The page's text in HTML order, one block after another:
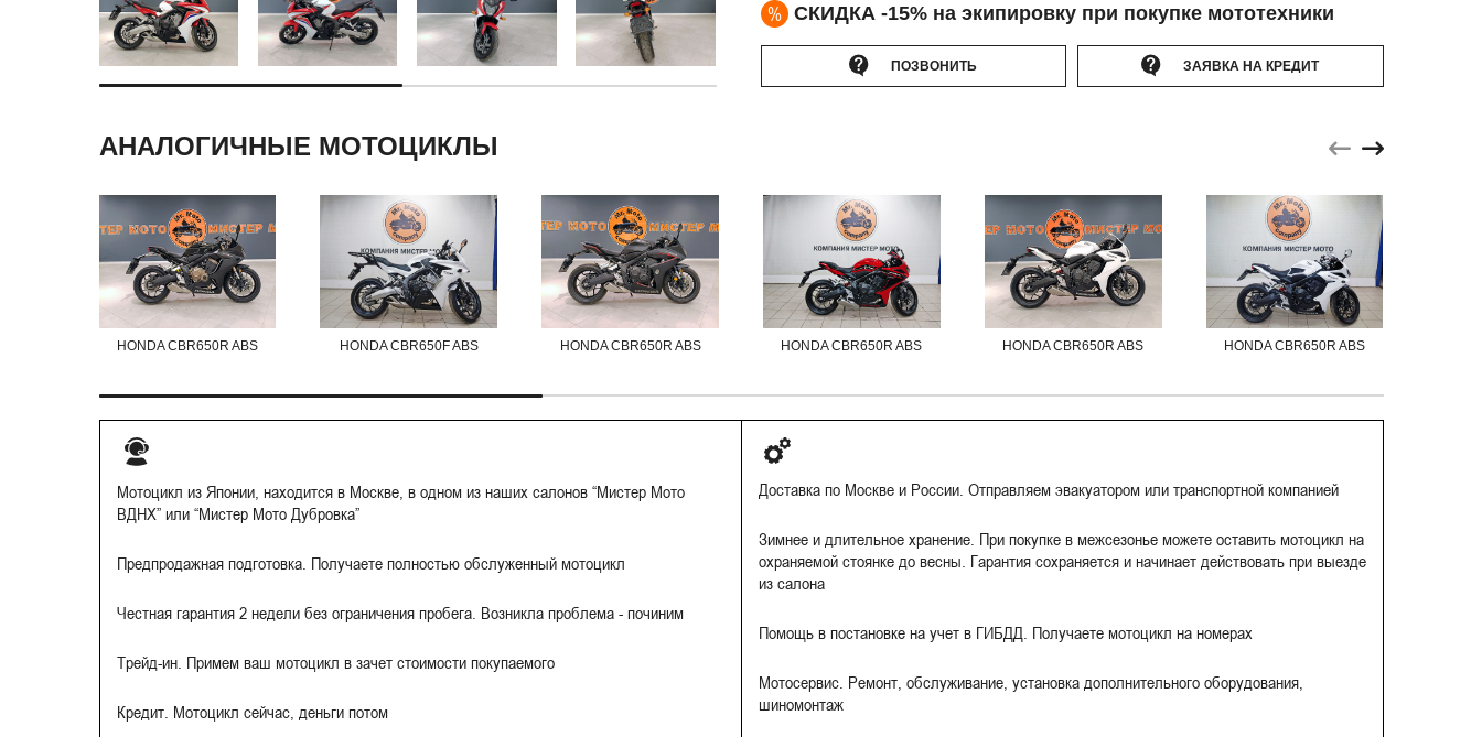
% СКИДКА -15% на экипировку при покупке мототехники
ПОЗВОНИТЬ ЗАЯВКА НА КРЕДИТ
АНАЛОГИЧНЫЕ МОТОЦИКЛЫ
HONDA CBR650R ABS HONDA CBR650F ABS HONDA CBR650R ABS HONDA CBR650R ABS HONDA CBR650R ABS HONDA CBR650R ABS
Мотоцикл из Японии, находится в Москве, в одном из наших салонов “Мистер Мото
ВДНХ” или “Мистер Мото Дубровка”
Предпродажная подготовка. Получаете полностью обслуженный мотоцикл
Честная гарантия 2 недели без ограничения пробега. Возникла проблема - починим
Трейд-ин. Примем ваш мотоцикл в зачет стоимости покупаемого
Кредит. Мотоцикл сейчас, деньги потом
Доставка по Москве и России. Отправляем эвакуатором или транспортной компанией
Зимнее и длительное хранение. При покупке в межсезонье можете оставить мотоцикл на
охраняемой стоянке до весны. Гарантия сохраняется и начинает действовать при выезде
из салона
Помощь в постановке на учет в ГИБДД. Получаете мотоцикл на номерах
Мотосервис. Ремонт, обслуживание, установка дополнительного оборудования,
шиномонтаж